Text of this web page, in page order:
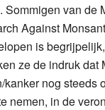
van de
Against
is
ze de indruk
kanker nog
nemen, in de